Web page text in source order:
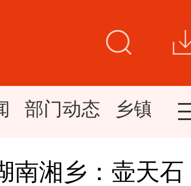
部门动态 乡镇新闻
南湘乡：壶天石